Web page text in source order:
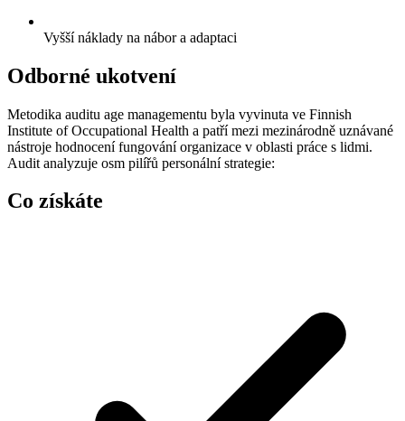
Vyšší náklady na nábor a adaptaci
Odborné ukotvení
Metodika auditu age managementu byla vyvinuta ve Finnish
Institute of Occupational Health a patří mezi mezinárodně uznávané
nástroje hodnocení fungování organizace v oblasti práce s lidmi.
Audit analyzuje osm pilířů personální strategie:
Co získáte